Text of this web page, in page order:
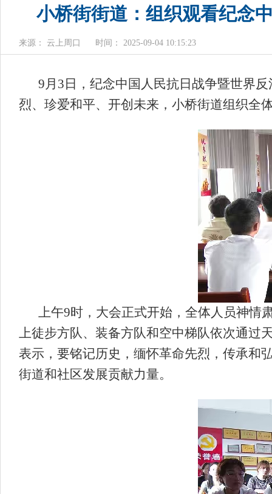
小桥街街道：组织观看纪念
来源： 云上周口 时间： 2025-09-04 10:15:23
9月3日，纪念中国人民抗日战争暨世界
烈、珍爱和平、开创未来，小桥街道组织全
上午9时，大会正式开始，全体人员神情
上徒步方队、装备方队和空中梯队依次通过
表示，要铭记历史，缅怀革命先烈，传承和
街道和社区发展贡献力量。